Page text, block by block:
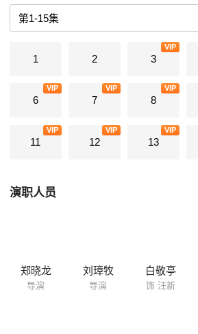
1 2 3
VIP
6
VIP
7
VIP
8
VIP
11
VIP
12
VIP
13
VIP
演职人员
郑晓龙
导演
刘璋牧
导演
白敬亭
饰 汪新